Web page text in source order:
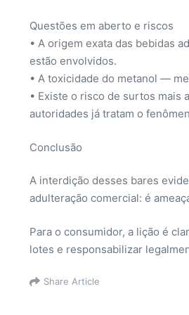
Questões em aberto e riscos
• A origem exata das bebidas
estão envolvidos.
• A toxicidade do metanol —
• Existe o risco de surtos mais
autoridades já tratam o
Conclusão
A interdição desses bares
adulteração comercial: é
Para o consumidor, a lição é
lotes e responsabilizar
Share Article